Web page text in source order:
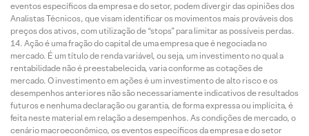
eventos específicos da empresa e do setor, podem divergir das opiniões dos
Analistas Técnicos, que visam identificar os movimentos mais prováveis dos
preços dos ativos, com utilização de “stops” para limitar as possíveis perdas.
Ação é uma fração do capital de uma empresa que é negociada no
mercado. É um título de renda variável, ou seja, um investimento no qual a
rentabilidade não é preestabelecida, varia conforme as cotações de
mercado. O investimento em ações é um investimento de alto risco e os
desempenhos anteriores não são necessariamente indicativos de resultados
futuros e nenhuma declaração ou garantia, de forma expressa ou implícita, é
feita neste material em relação a desempenhos. As condições de mercado, o
cenário macroeconômico, os eventos específicos da empresa e do setor